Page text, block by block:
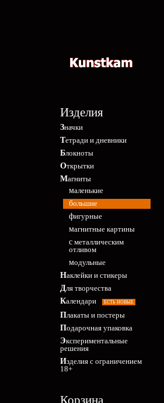
Изделия
Значки
Тетради и дневники
Блокноты
Открытки
Магниты
маленькие
большие
фигурные
магнитные картины
с металлическим
отливом
модульные
Наклейки и стикеры
Для творчества
Календари
ЕСТЬ НОВЫЕ
Плакаты и постеры
Подарочная упаковка
Экспериментальные
решения
Изделия с ограничением
18+
Корзина